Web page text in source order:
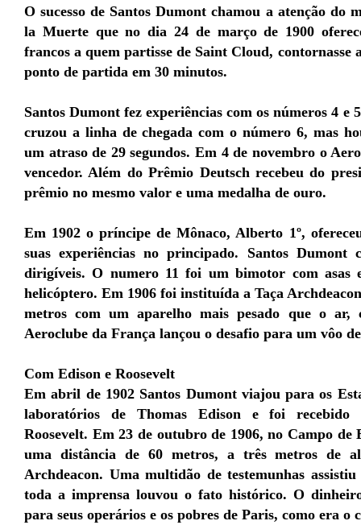
O sucesso de Santos Dumont chamou a atenção do
la Muerte que no dia 24 de março de 1900
francos a quem partisse de Saint Cloud, contornasse
ponto de partida em 30 minutos.
Santos Dumont fez experiências com os números 4 e
cruzou a linha de chegada com o número 6, mas
um atraso de 29 segundos. Em 4 de novembro o
vencedor. Além do Prêmio Deutsch recebeu do
prêmio no mesmo valor e uma medalha de ouro.
Em 1902 o príncipe de Mônaco, Alberto 1º,
suas experiências no principado. Santos Dumont
dirigíveis. O numero 11 foi um bimotor com asas
helicóptero. Em 1906 foi instituída a Taça
metros com um aparelho mais pesado que o ar,
Aeroclube da França lançou o desafio para um vôo
Com Edison e Roosevelt
Em abril de 1902 Santos Dumont viajou para os
laboratórios de Thomas Edison e foi recebido
Roosevelt. Em 23 de outubro de 1906, no Campo de
uma distância de 60 metros, a três metros de
Archdeacon. Uma multidão de testemunhas
toda a imprensa louvou o fato histórico. O
para seus operários e os pobres de Paris, como era o